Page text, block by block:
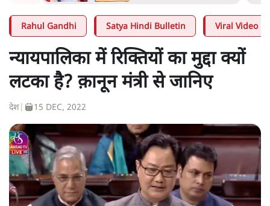
Rahul Gandhi Satya Hindi Bulletin Viral Video
न्यायपालिका में रिक्तियों का मुद्दा क्यों
लटका है? क़ानून मंत्री से जानिए
देश 15 DEC, 2022